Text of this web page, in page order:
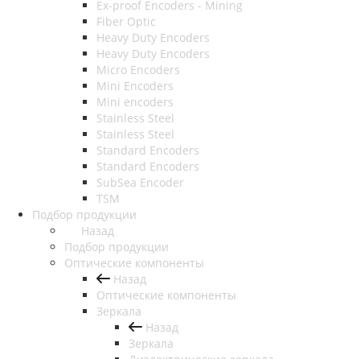
Ex-proof Encoders - Mining
Fiber Optic
Heavy Duty Encoders
Heavy Duty Encoders
Micro Encoders
Mini Encoders
Mini encoders
Stainless Steel
Stainless Steel
Standard Encoders
Standard Encoders
SubSea Encoder
TSM
Подбор продукции
Назад
Подбор продукции
Оптические компоненты
Назад
Оптические компоненты
Зеркала
Назад
Зеркала